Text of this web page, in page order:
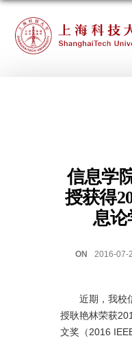
信息学
授获得
息论
ON 2016-07-
近期，我校
授耿艳林荣获
文奖（2016